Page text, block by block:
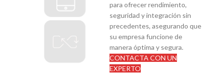
para ofrecer rendimiento,
seguridad y integración sin
precedentes, asegurando que
su empresa funcione de
manera óptima y segura.
CONTACTA CON UN
EXPERTO